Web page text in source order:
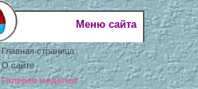
Меню сайта
Главная страница
О сайте
Галерея моделей